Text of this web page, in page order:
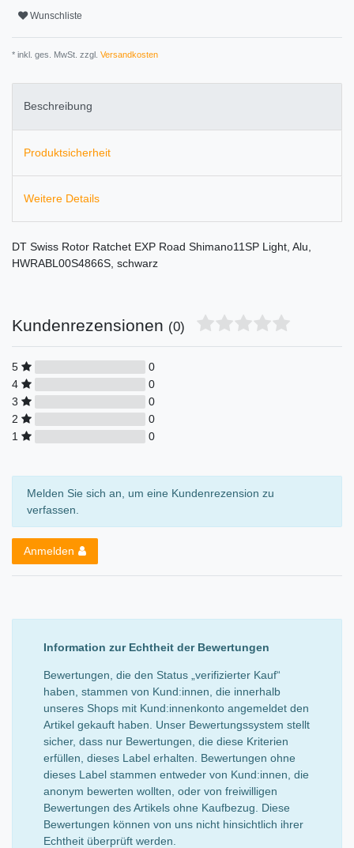
Wunschliste
* inkl. ges. MwSt. zzgl. Versandkosten
Beschreibung
Produktsicherheit
Weitere Details
DT Swiss Rotor Ratchet EXP Road Shimano11SP Light, Alu,
HWRABL00S4866S, schwarz
Kundenrezensionen (0)
5
0
4
0
3
0
2
0
1
0
Melden Sie sich an, um eine Kundenrezension zu
verfassen.
Anmelden
Information zur Echtheit der Bewertungen
Bewertungen, die den Status „verifizierter Kauf“
haben, stammen von Kund:innen, die innerhalb
unseres Shops mit Kund:innenkonto angemeldet den
Artikel gekauft haben. Unser Bewertungssystem stellt
sicher, dass nur Bewertungen, die diese Kriterien
erfüllen, dieses Label erhalten. Bewertungen ohne
dieses Label stammen entweder von Kund:innen, die
anonym bewerten wollten, oder von freiwilligen
Bewertungen des Artikels ohne Kaufbezug. Diese
Bewertungen können von uns nicht hinsichtlich ihrer
Echtheit überprüft werden.